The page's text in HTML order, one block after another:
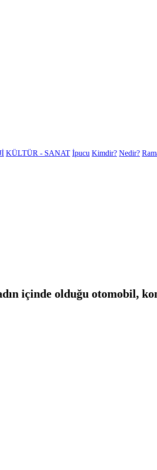
KÜLTÜR - SANAT İpucu Kimdir? Nedir?
içinde olduğu otomobil,